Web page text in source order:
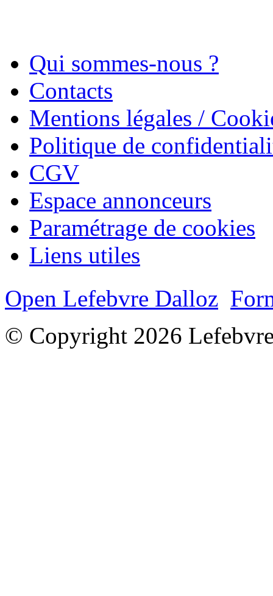
Qui sommes-nous ?
Contacts
Mentions légales /
Politique de
CGV
Espace annonceurs
Paramétrage de cookies
Liens utiles
Open Lefebvre Dalloz
© Copyright 2026